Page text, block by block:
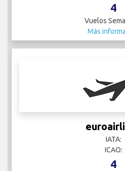
4
Vuelos
Más
IATA:
ICAO:
4